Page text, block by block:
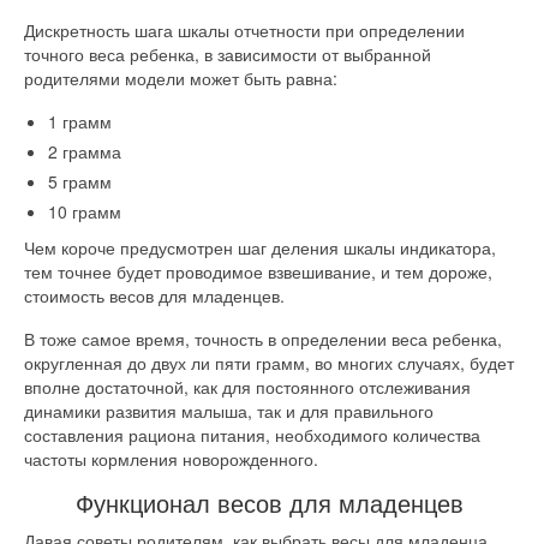
Дискретность шага шкалы отчетности при определении
точного веса ребенка, в зависимости от выбранной
родителями модели может быть равна:
1 грамм
2 грамма
5 грамм
10 грамм
Чем короче предусмотрен шаг деления шкалы индикатора,
тем точнее будет проводимое взвешивание, и тем дороже,
стоимость весов для младенцев.
В тоже самое время, точность в определении веса ребенка,
округленная до двух ли пяти грамм, во многих случаях, будет
вполне достаточной, как для постоянного отслеживания
динамики развития малыша, так и для правильного
составления рациона питания, необходимого количества
частоты кормления новорожденного.
Функционал весов для младенцев